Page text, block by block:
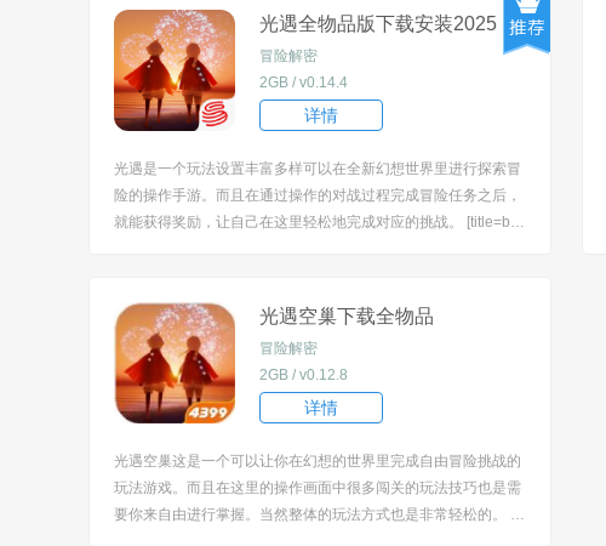
色...
光遇全物品版下载安装2025
冒险解密
2GB / v0.14.4
详情
光遇是一个玩法设置丰富多样可以在全新幻想世界里进行探索冒
险的操作手游。而且在通过操作的对战过程完成冒险任务之后，
就能获得奖励，让自己在这里轻松地完成对应的挑战。 [title=bia
式各...
光遇空巢下载全物品
冒险解密
2GB / v0.12.8
详情
光遇空巢这是一个可以让你在幻想的世界里完成自由冒险挑战的
玩法游戏。而且在这里的操作画面中很多闯关的玩法技巧也是需
要你来自由进行掌握。当然整体的玩法方式也是非常轻松的。 [tit